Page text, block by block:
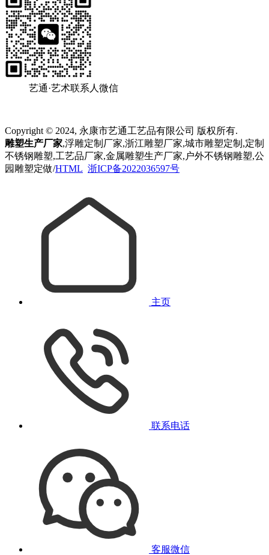
艺通·艺术联系人微信
Copyright © 2024, 永康市艺通工艺品有限公司 版权所有.
雕塑生产厂家,浮雕定制厂家,浙江雕塑厂家,城市雕塑定制,定制
不锈钢雕塑,工艺品厂家,金属雕塑生产厂家,户外不锈钢雕塑,公
园雕塑定做/HTML 浙ICP备2022036597号
主页
联系电话
客服微信